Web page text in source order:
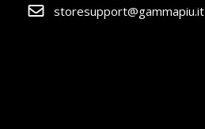
storesupport@gammapiu.it